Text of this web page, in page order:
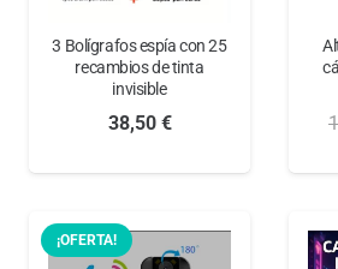
3 Bolígrafos espía con 25
recambios de tinta
invisible
38,50 €
¡OFERTA!